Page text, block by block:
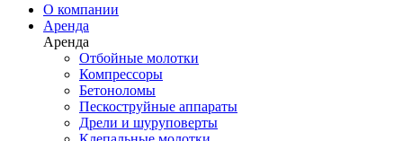
О компании
Аренда
Аренда
Отбойные молотки
Компрессоры
Бетоноломы
Пескоструйные аппараты
Дрели и шуруповерты